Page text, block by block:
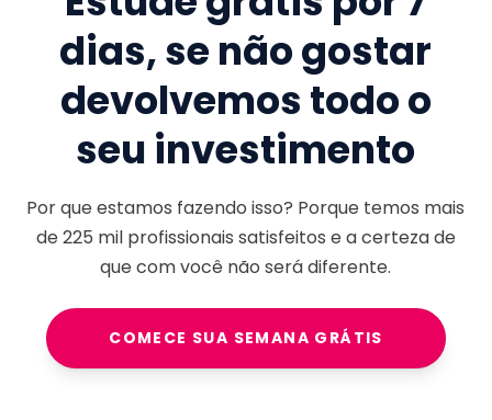
dias, se não gostar
devolvemos todo o
seu investimento
Por que estamos fazendo isso? Porque temos mais
de225 milprofissionais satisfeitos e a certeza de
que com você não será diferente.
COMECE SUA SEMANA GRÁTIS